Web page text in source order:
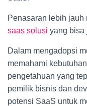
Penasaran lebih
saas solusi yang bisa
Dalam mengadopsi
memahami
pengetahuan yang
pemilik bisnis dan
potensi SaaS untuk